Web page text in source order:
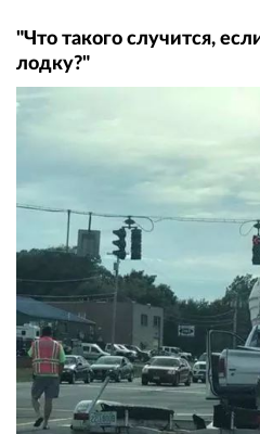
"Что такого случится,
лодку?"